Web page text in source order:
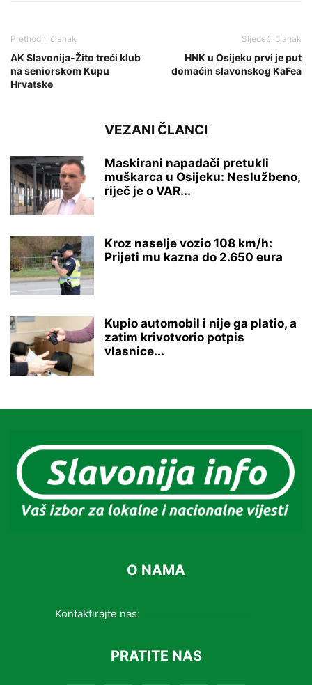
Prethodni članak
AK Slavonija-Žito treći klub
na seniorskom Kupu
Hrvatske
Sljedeći članak
HNK u Osijeku prvi je put
domaćin slavonskog KaFea
VEZANI ČLANCI
Maskirani napadači pretukli
muškarca u Osijeku: Neslužbeno,
riječ je o VAR...
Kroz naselje vozio 108 km/h:
Prijeti mu kazna do 2.650 eura
Kupio automobil i nije ga platio, a
zatim krivotvorio potpis
vlasnice...
O NAMA
Kontaktirajte nas:
PRATITE NAS